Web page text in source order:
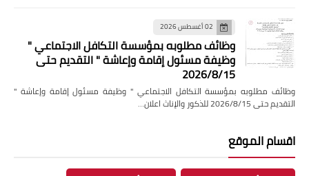
02 أغسطس 2026
وظائف مطلوبه بمؤسسة التكافل الاجتماعي "
وظيفة مسئول إقامة وإعاشة " التقديم حتى
2026/8/15
وظائف مطلوبه بمؤسسة التكافل الاجتماعي " وظيفة مسئول إقامة وإعاشة "
التقديم حتى 2026/8/15 للذكور والإناث اعلان…
اقسام الموقع